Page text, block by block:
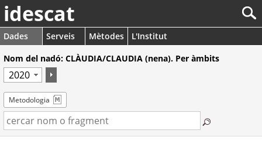
idescat
Dades Serveis Mètodes
L'Institut
Nom del nadó: CLÀUDIA/CLAUDIA (nena). Per àmbits
Metodologia